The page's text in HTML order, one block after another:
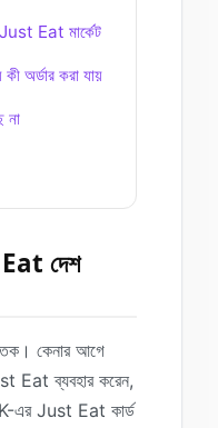
Eat মার্কেট
অর্ডার করা যায়
না
Eat দেশ
কেনার আগে
Eat ব্যবহার করেন,
এর Just Eat কার্ড